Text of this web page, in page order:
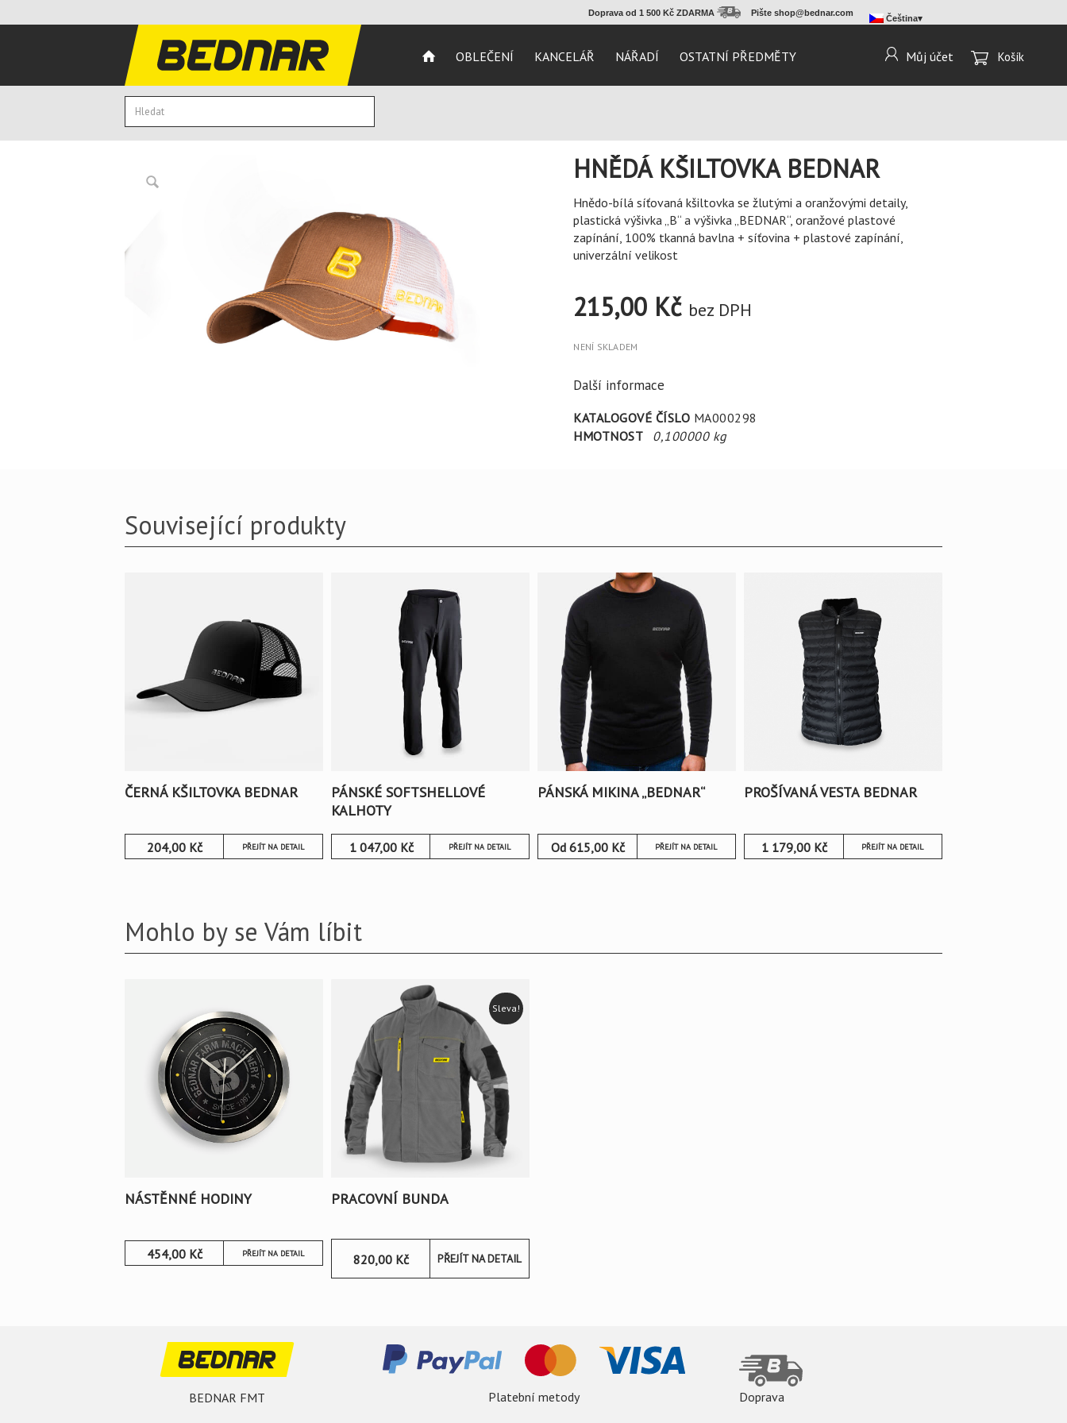
Čeština
Doprava od 1 500 Kč ZDARMA Pište shop@bednar.com
OBLEČENÍ KANCELÁŘ NÁŘADÍ OSTATNÍ PŘEDMĚTY Můj účet Košík
HNĚDÁ KŠILTOVKA BEDNAR
Hnědo-bílá síťovaná kšiltovka se žlutými a oranžovými detaily,
plastická výšivka „B“ a výšivka „BEDNAR“, oranžové plastové
zapínání, 100% tkanná bavlna + síťovina + plastové zapínání,
univerzální velikost
215,00 Kč bez DPH
NENÍ SKLADEM
Další informace
KATALOGOVÉ ČÍSLO MA000298
HMOTNOST
0,100000 kg
Související produkty
ČERNÁ KŠILTOVKA BEDNAR
204,00 Kč PŘEJÍT NA DETAIL
PÁNSKÉ SOFTSHELLOVÉ
KALHOTY
1 047,00 Kč PŘEJÍT NA DETAIL
PÁNSKÁ MIKINA „BEDNAR“
Od 615,00 Kč PŘEJÍT NA DETAIL
PROŠÍVANÁ VESTA BEDNAR
1 179,00 Kč PŘEJÍT NA DETAIL
Mohlo by se Vám líbit
NÁSTĚNNÉ HODINY
454,00 Kč PŘEJÍT NA DETAIL
PRACOVNÍ BUNDA
Sleva!
820,00 Kč PŘEJÍT NA DETAIL
BEDNAR FMT Platební metody Doprava